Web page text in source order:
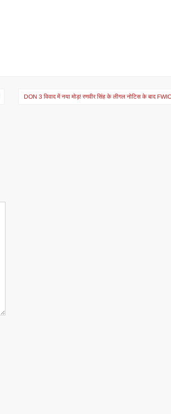
DON 3 विवाद में नया मोड़! रणवीर सिंह के लीगल नोटिस के बाद